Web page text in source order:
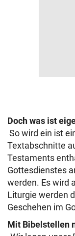
Doch was ist
So wird ein ist
Textabschnitte
Testaments
Gottesdienstes
werden. Es wird
Liturgie werden
Geschehen im
Mit Bibelstellen